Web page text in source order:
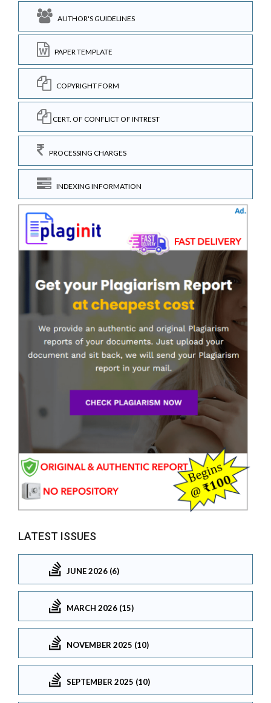
AUTHOR'S GUIDELINES
PAPER TEMPLATE
COPYRIGHT FORM
CERT. OF CONFLICT OF INTREST
PROCESSING CHARGES
INDEXING INFORMATION
LATEST ISSUES
JUNE 2026 (6)
MARCH 2026 (15)
NOVEMBER 2025 (10)
SEPTEMBER 2025 (10)